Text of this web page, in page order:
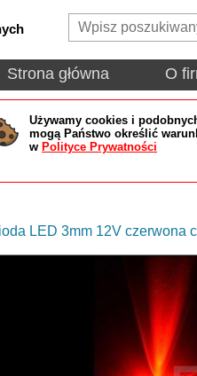
Strona główna O
Używamy cookies i
mogą Państwo określić
w Polityce Prywatności
LED 3mm 12V czerwona